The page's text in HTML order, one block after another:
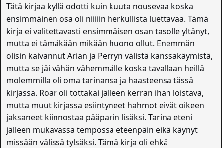
Tätä kirjaa kyllä odotti kuin kuuta nousevaa koska
ensimmäinen osa oli niiiiin herkullista luettavaa. Tämä
kirja ei valitettavasti ensimmäisen osan tasolle yltänyt,
mutta ei tämäkään mikään huono ollut. Enemmän
olisin kaivannut Arian ja Perryn välistä kanssakäymistä,
mutta se jäi vähän vähemmälle koska tavallaan heillä
molemmilla oli oma tarinansa ja haasteensa tässä
kirjassa. Roar oli tottakai jälleen kerran ihan loistava,
mutta muut kirjassa esiintyneet hahmot eivät oikeen
jaksaneet kiinnostaa pääparin lisäksi. Tarina eteni
jälleen mukavassa tempossa eteenpäin eikä käynyt
missään välissä tylsäksi. Tämä kirja oli ehkä